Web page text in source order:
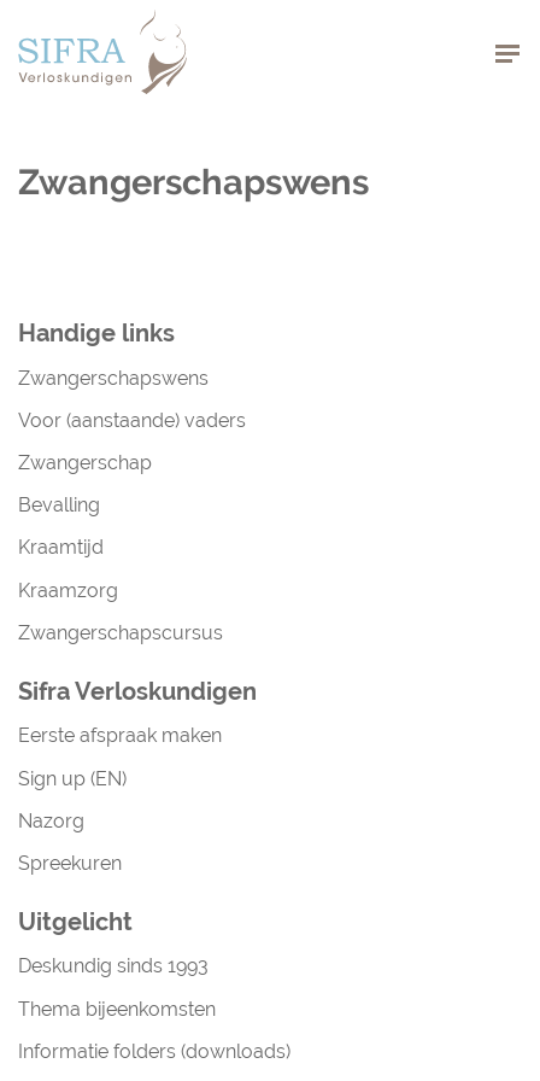
Zwangerschapswens
Handige links
Zwangerschapswens
Voor (aanstaande) vaders
Zwangerschap
Bevalling
Kraamtijd
Kraamzorg
Zwangerschapscursus
Sifra Verloskundigen
Eerste afspraak maken
Sign up (EN)
Nazorg
Spreekuren
Uitgelicht
Deskundig sinds 1993
Thema bijeenkomsten
Informatie folders (downloads)